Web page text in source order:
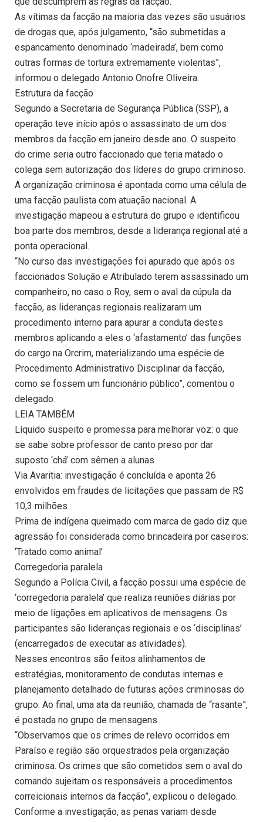
As vítimas da facção na maioria das vezes são usuários
de drogas que, após julgamento, “são submetidas a
espancamento denominado ‘madeirada’, bem como
outras formas de tortura extremamente violentas”,
informou o delegado Antonio Onofre Oliveira.
Estrutura da facção
Segundo a Secretaria de Segurança Pública (SSP), a
operação teve início após o assassinato de um dos
membros da facção em janeiro desde ano. O suspeito
do crime seria outro faccionado que teria matado o
colega sem autorização dos líderes do grupo criminoso.
A organização criminosa é apontada como uma célula de
uma facção paulista com atuação nacional. A
investigação mapeou a estrutura do grupo e identificou
boa parte dos membros, desde a liderança regional até a
ponta operacional.
“No curso das investigações foi apurado que após os
faccionados Solução e Atribulado terem assassinado um
companheiro, no caso o Roy, sem o aval da cúpula da
facção, as lideranças regionais realizaram um
procedimento interno para apurar a conduta destes
membros aplicando a eles o ‘afastamento’ das funções
do cargo na Orcrim, materializando uma espécie de
Procedimento Administrativo Disciplinar da facção,
como se fossem um funcionário público”, comentou o
delegado.
LEIA TAMBÉM
Líquido suspeito e promessa para melhorar voz: o que
se sabe sobre professor de canto preso por dar
suposto ‘chá’ com sêmen a alunas
Via Avaritia: investigação é concluída e aponta 26
envolvidos em fraudes de licitações que passam de R$
10,3 milhões
Prima de indígena queimado com marca de gado diz que
agressão foi considerada como brincadeira por caseiros:
‘Tratado como animal’
Corregedoria paralela
Segundo a Polícia Civil, a facção possui uma espécie de
‘corregedoria paralela’ que realiza reuniões diárias por
meio de ligações em aplicativos de mensagens. Os
participantes são lideranças regionais e os ‘disciplinas’
(encarregados de executar as atividades).
Nesses encontros são feitos alinhamentos de
estratégias, monitoramento de condutas internas e
planejamento detalhado de futuras ações criminosas do
grupo. Ao final, uma ata da reunião, chamada de “rasante”,
é postada no grupo de mensagens.
“Observamos que os crimes de relevo ocorridos em
Paraíso e região são orquestrados pela organização
criminosa. Os crimes que são cometidos sem o aval do
comando sujeitam os responsáveis a procedimentos
correicionais internos da facção”, explicou o delegado.
Conforme a investigação, as penas variam desde